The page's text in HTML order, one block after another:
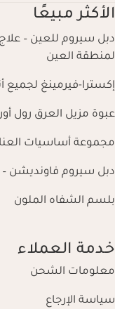
الأكثر مبيعًا
دبل سيروم للعين –
لمنطقة العين
إكسترا-فيرمينغ لجميع
عبوة مزيل العرق رول
مجموعة أساسيات
دبل سيروم فاونديشن –
بلسم الشفاه الملون
خدمة العملاء
معلومات الشحن
سياسة الإرجاع